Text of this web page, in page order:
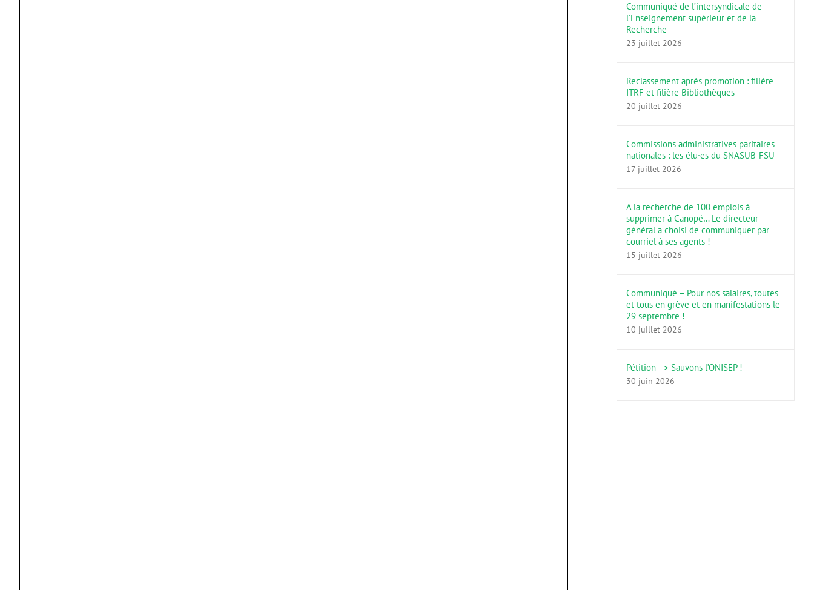
Communiqué de l’intersyndicale de
l’Enseignement supérieur et de la
Recherche
23 juillet 2026
Reclassement après promotion : filière
ITRF et filière Bibliothèques
20 juillet 2026
Commissions administratives paritaires
nationales : les élu·es du SNASUB-FSU
17 juillet 2026
A la recherche de 100 emplois à
supprimer à Canopé… Le directeur
général a choisi de communiquer par
courriel à ses agents !
15 juillet 2026
Communiqué – Pour nos salaires, toutes
et tous en grève et en manifestations le
29 septembre !
10 juillet 2026
Pétition –> Sauvons l’ONISEP !
30 juin 2026